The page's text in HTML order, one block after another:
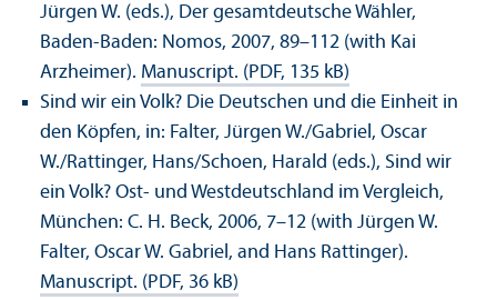
Jürgen W. (eds.), Der gesamtdeutsche Wähler,
Baden-Baden: Nomos, 2007, 89–112 (with Kai
Arzheimer). Manuscript. (PDF, 135 kB)
Sind wir ein Volk? Die Deutschen und die Einheit in
den Köpfen, in: Falter, Jürgen W./Gabriel, Oscar
W./Rattinger, Hans/Schoen, Harald (eds.), Sind wir
ein Volk? Ost- und Westdeutschland im Vergleich,
München: C. H. Beck, 2006, 7–12 (with Jürgen W.
Falter, Oscar W. Gabriel, and Hans Rattinger).
Manuscript. (PDF, 36 kB)